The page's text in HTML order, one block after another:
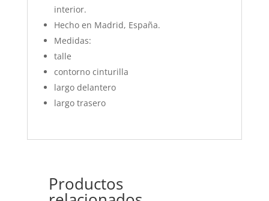
interior.
Hecho en Madrid, España.
Medidas:
talle
contorno cinturilla
largo delantero
largo trasero
Productos